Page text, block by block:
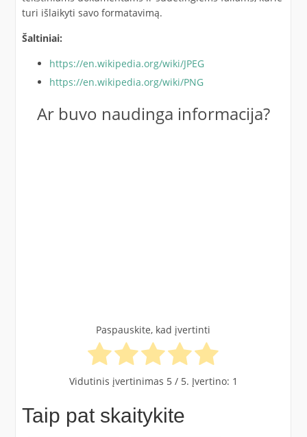
turi išlaikyti savo formatavimą.
Šaltiniai:
https://en.wikipedia.org/wiki/JPEG
https://en.wikipedia.org/wiki/PNG
Ar buvo naudinga informacija?
Paspauskite, kad įvertinti
Vidutinis įvertinimas 5/ 5. Įvertino: 1
Taip pat skaitykite